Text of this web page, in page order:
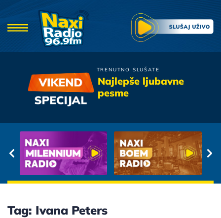
TRENUTNO SLUŠATE
Najlepše ljubavne
pesme
Gibonni
Tag: Ivana Peters